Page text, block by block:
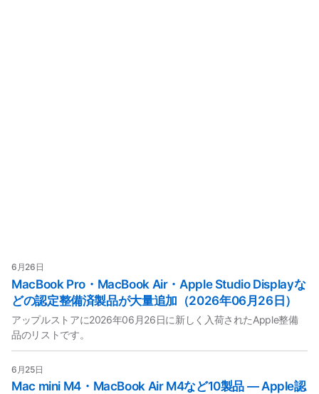
6月26日
MacBook Pro・MacBook Air・Apple Studio Displayな
どの認定整備済製品が大量追加（2026年06月26日）
アップルストアに2026年06月26日に新しく入荷されたApple整備
品のリストです。
6月25日
Mac mini M4・MacBook Air M4など10製品 — Apple認